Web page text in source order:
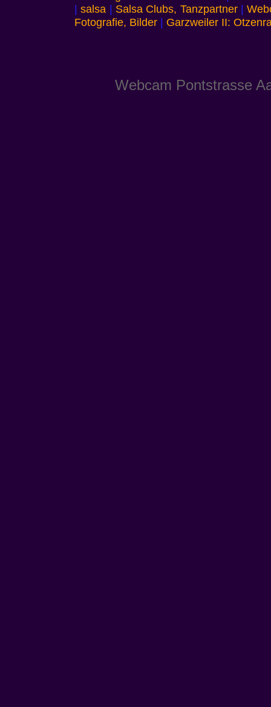
|salsa | Salsa Clubs, Tanzpartner|
Fotografie, Bilder | Garzweiler II:
Webcam Pontstrasse